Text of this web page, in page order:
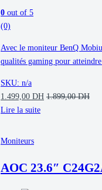
0 out of 5
(0)
Avec le moniteur BenQ
qualités gaming pour
SKU: n/a
1.499,00 DH 1.899,00DH
Lire la suite
Moniteurs
AOC 23.6″